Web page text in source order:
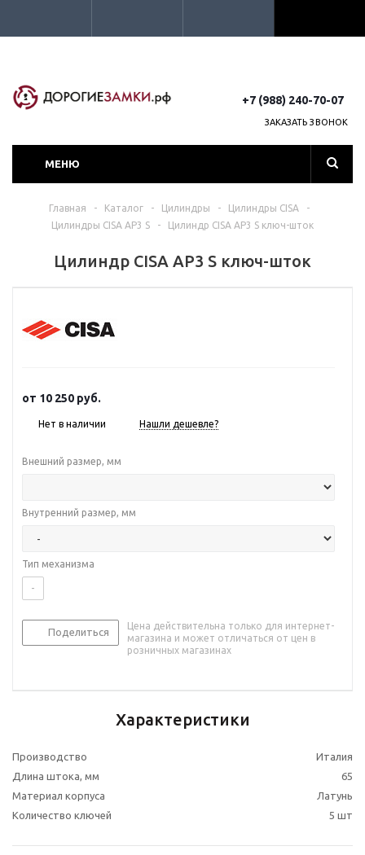
+7 (988) 240-70-07
ЗАКАЗАТЬ ЗВОНОК
МЕНЮ
Главная - Каталог - Цилиндры - Цилиндры CISA
-
Цилиндры CISA AP3 S
- Цилиндр CISA AP3 S ключ-шток
Цилиндр CISA AP3 S ключ-шток
от 10 250 руб.
Нет в наличии Нашли дешевле?
Внешний размер, мм
Внутренний размер, мм
Тип механизма
-
Поделиться
Цена действительна только для интернет-
магазина и может отличаться от цен в
розничных магазинах
Характеристики
Производство
Италия
Длина штока, мм
65
Материал корпуса
Латунь
Количество ключей
5 шт